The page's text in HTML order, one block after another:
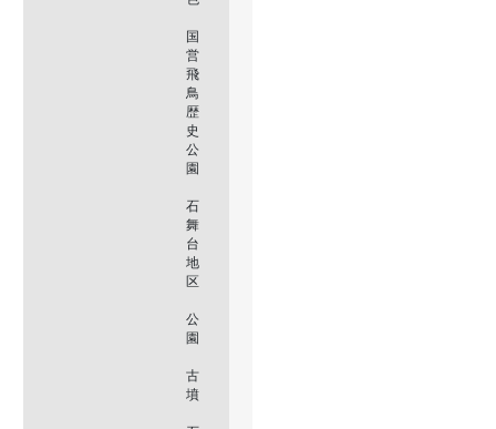
国
営
飛
鳥
歴
史
公
園
石
舞
台
地
区
公
園
古
墳